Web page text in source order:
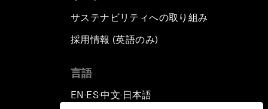
サステナビリティへの取り組み
採用情報 (英語のみ)
言語
EN ▪ ES▪中文▪ 日本語